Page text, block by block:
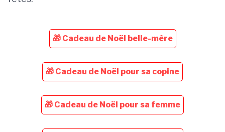
🎁 Cadeau de Noël belle-mère
🎁 Cadeau de Noël pour sa copine
🎁 Cadeau de Noël pour sa femme